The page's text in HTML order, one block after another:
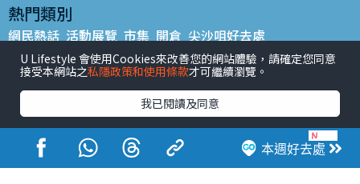
本週好去處
熱門類別
網民熱話 活動展覽 市集 開倉 尖沙咀好去處
銅鑼灣好去處 元朗好去處 荃灣好去處 旺角好去處 社會
餐廳情報 戶外郊遊
熱門標籤
#UGO搵好去處 #人氣活動推介 #美食社群熱話
#親子玩樂好去處
#ULifestyle應用程式
#限時搶
#UJetso禮物放送
#ULifestyle商戶中心 #著數 #網絡熱話
U Lifestyle 會使用Cookies來改善您的網站體驗，請確定您同意
接受本網站之私隱政策和使用條款才可繼續瀏覽。
我已閱讀及同意